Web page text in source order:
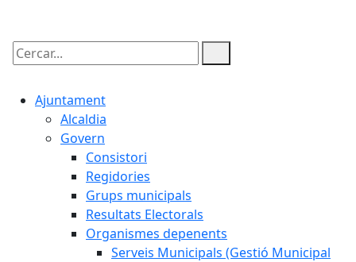
Cercar:
Ajuntament
Alcaldia
Govern
Consistori
Regidories
Grups municipals
Resultats Electorals
Organismes depenents
Serveis Municipals (Gestió Municipal